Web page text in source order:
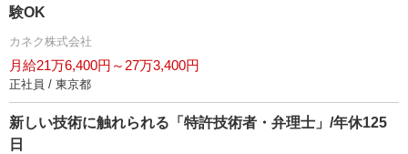
験OK
カネク株式会社
月給21万6,400円～27万3,400円
正社員 / 東京都
新しい技術に触れられる「特許技術者・弁理士」/年休125
日